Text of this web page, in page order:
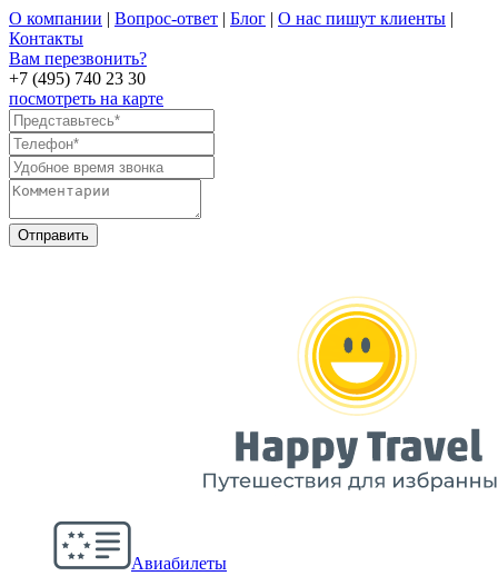
О компании | Вопрос-ответ | Блог | О нас пишут клиенты |
Контакты
Вам перезвонить?
+7 (495) 740 23 30
посмотреть на карте
Авиабилеты